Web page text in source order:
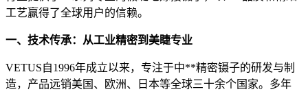
工艺赢得了全球用户的信赖。
一、技术传承：从工业精密到美睫专业
VETUS自1996年成立以来，专注于中**精密镊子的研发与制
造，产品远销美国、欧洲、日本等全球三十余个国家。多年